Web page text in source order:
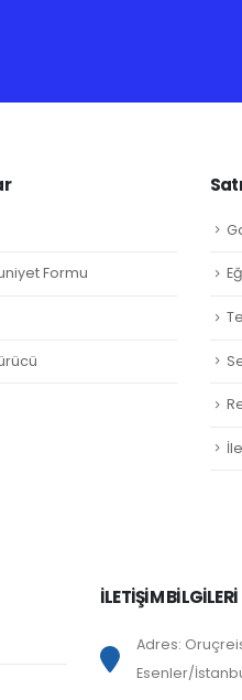
Formu
İLETİŞİM BİLGİLERİ
Adres:
Esenler/